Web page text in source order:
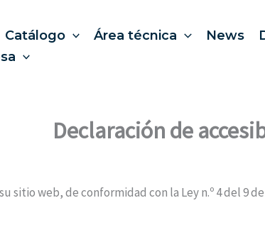
Catálogo Área técnica News
Declaración de
sitio web, de conformidad con la Ley n.º 4 del 9